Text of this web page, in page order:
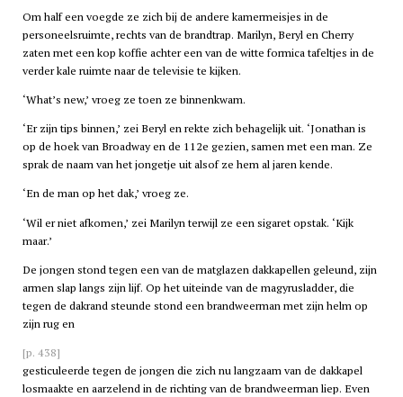
Om half een voegde ze zich bij de andere kamermeisjes in de
personeelsruimte, rechts van de brandtrap. Marilyn, Beryl en Cherry
zaten met een kop koffie achter een van de witte formica tafeltjes in de
verder kale ruimte naar de televisie te kijken.
‘What’s new,’ vroeg ze toen ze binnenkwam.
‘Er zijn tips binnen,’ zei Beryl en rekte zich behagelijk uit. ‘Jonathan is
op de hoek van Broadway en de 112e gezien, samen met een man. Ze
sprak de naam van het jongetje uit alsof ze hem al jaren kende.
‘En de man op het dak,’ vroeg ze.
‘Wil er niet afkomen,’ zei Marilyn terwijl ze een sigaret opstak. ‘Kijk
maar.’
De jongen stond tegen een van de matglazen dakkapellen geleund, zijn
armen slap langs zijn lijf. Op het uiteinde van de magyrusladder, die
tegen de dakrand steunde stond een brandweerman met zijn helm op
zijn rug en
[p. 438]
gesticuleerde tegen de jongen die zich nu langzaam van de dakkapel
losmaakte en aarzelend in de richting van de brandweerman liep. Even